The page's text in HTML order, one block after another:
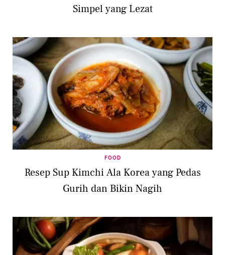
Simpel yang Lezat
FOOD
Resep Sup Kimchi Ala Korea yang Pedas
Gurih dan Bikin Nagih